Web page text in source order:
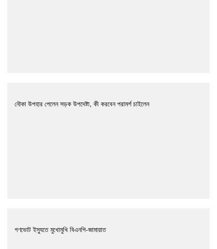
নৌকা উপহার পেলেন সড়ক উপদেষ্টা, কী করবেন পরামর্শ চাইলেন
গণভোট ইস্যুতে মুখোমুখি বিএনপি-জামায়াত